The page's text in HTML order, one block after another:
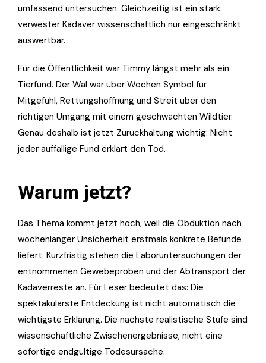
umfassend untersuchen. Gleichzeitig ist ein stark
verwester Kadaver wissenschaftlich nur eingeschränkt
auswertbar.
Für die Öffentlichkeit war Timmy längst mehr als ein
Tierfund. Der Wal war über Wochen Symbol für
Mitgefühl, Rettungshoffnung und Streit über den
richtigen Umgang mit einem geschwächten Wildtier.
Genau deshalb ist jetzt Zurückhaltung wichtig: Nicht
jeder auffällige Fund erklärt den Tod.
Warum jetzt?
Das Thema kommt jetzt hoch, weil die Obduktion nach
wochenlanger Unsicherheit erstmals konkrete Befunde
liefert. Kurzfristig stehen die Laboruntersuchungen der
entnommenen Gewebeproben und der Abtransport der
Kadaverreste an. Für Leser bedeutet das: Die
spektakulärste Entdeckung ist nicht automatisch die
wichtigste Erklärung. Die nächste realistische Stufe sind
wissenschaftliche Zwischenergebnisse, nicht eine
sofortige endgültige Todesursache.